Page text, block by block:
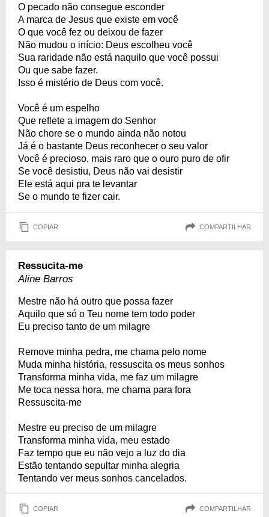
O pecado não consegue esconder
A marca de Jesus que existe em você
O que você fez ou deixou de fazer
Não mudou o início: Deus escolheu você
Sua raridade não está naquilo que você possui
Ou que sabe fazer.
Isso é mistério de Deus com você.
Você é um espelho
Que reflete a imagem do Senhor
Não chore se o mundo ainda não notou
Já é o bastante Deus reconhecer o seu valor
Você é precioso, mais raro que o ouro puro de ofir
Se você desistiu, Deus não vai desistir
Ele está aqui pra te levantar
Se o mundo te fizer cair.
COPIAR COMPARTILHAR
Ressucita-me
Aline Barros
Mestre não há outro que possa fazer
Aquilo que só o Teu nome tem todo poder
Eu preciso tanto de um milagre
Remove minha pedra, me chama pelo nome
Muda minha história, ressuscita os meus sonhos
Transforma minha vida, me faz um milagre
Me toca nessa hora, me chama para fora
Ressuscita-me
Mestre eu preciso de um milagre
Transforma minha vida, meu estado
Faz tempo que eu não vejo a luz do dia
Estão tentando sepultar minha alegria
Tentando ver meus sonhos cancelados.
COPIAR COMPARTILHAR